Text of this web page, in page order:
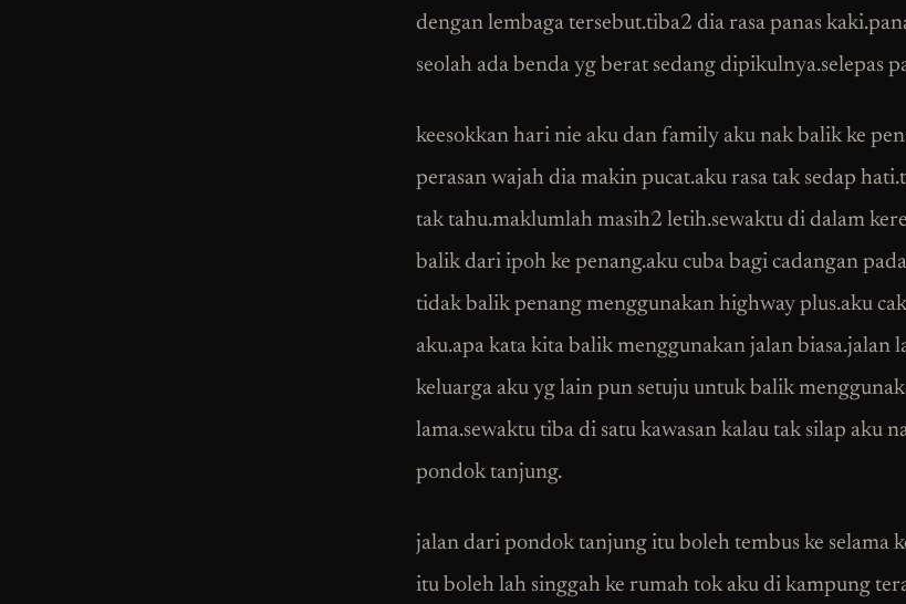
dengan lembaga tersebut.tiba2 dia rasa panas
seolah ada benda yg berat sedang dipikulnya.selepas
keesokkan hari nie aku dan family aku nak balik ke
perasan wajah dia makin pucat.aku rasa tak sedap
tak tahu.maklumlah masih2 letih.sewaktu di dalam
balik dari ipoh ke penang.aku cuba bagi cadangan
tidak balik penang menggunakan highway plus.aku
aku.apa kata kita balik menggunakan jalan biasa.jalan
keluarga aku yg lain pun setuju untuk balik
lama.sewaktu tiba di satu kawasan kalau tak silap aku
pondok tanjung.
jalan dari pondok tanjung itu boleh tembus ke selama
itu boleh lah singgah ke rumah tok aku di kampung